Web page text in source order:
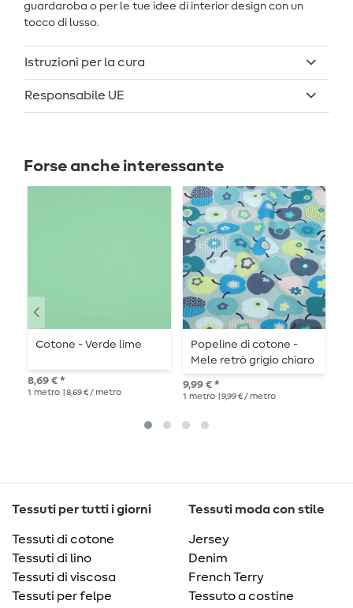
guardaroba o per le tue idee di interior design con un
tocco di lusso.
Istruzioni per la cura
Responsabile UE
Forse anche interessante
Cotone - Verde lime
8,69 € *
1 metro | 8,69 € / metro
Popeline di cotone -
Mele retrò grigio chiaro
9,99 € *
1 metro | 9,99 € / metro
Tessuti per tutti i giorni
Tessuti di cotone
Tessuti di lino
Tessuti di viscosa
Tessuti per felpe
Tessuti moda con stile
Jersey
Denim
French Terry
Tessuto a costine